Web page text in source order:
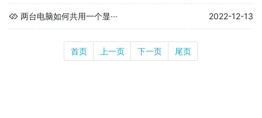
两台电脑如何共用一个显··· 2022-12-13
首页 上一页 下一页 尾页